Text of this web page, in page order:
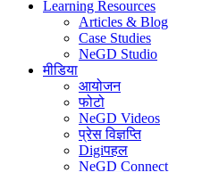
Learning Resources
Articles & Blog
Case Studies
NeGD Studio
मीडिया
आयोजन
फोटो
NeGD Videos
प्रेस विज्ञप्ति
Digiपहल
NeGD Connect